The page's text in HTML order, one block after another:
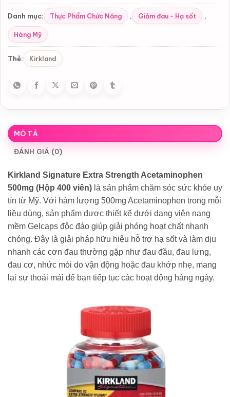
Danh mục: Thực Phẩm Chức Năng , Giảm đau - Hạ sốt ,
Hàng Mỹ
Thẻ: Kirkland
MÔ TẢ
ĐÁNH GIÁ (0)
Kirkland Signature Extra Strength Acetaminophen
500mg (Hộp 400 viên) là sản phẩm chăm sóc sức khỏe uy
tín từ Mỹ. Với hàm lượng 500mg Acetaminophen trong mỗi
liều dùng, sản phẩm được thiết kế dưới dạng viên nang
mềm Gelcaps độc đáo giúp giải phóng hoạt chất nhanh
chóng. Đây là giải pháp hữu hiệu hỗ trợ hạ sốt và làm dịu
nhanh các cơn đau thường gặp như đau đầu, đau lưng,
đau cơ, nhức mỏi do vận động hoặc đau khớp nhẹ, mang
lại sự thoải mái để bạn tiếp tục các hoạt động hàng ngày.